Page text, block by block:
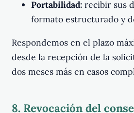
Portabilidad: recibir sus
formato estructurado y
Respondemos en el plazo
desde la recepción de la
dos meses más en casos
8. Revocación del